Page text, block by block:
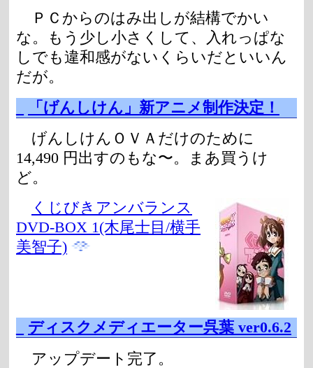
ＰＣからのはみ出しが結構でかい
な。もう少し小さくして、入れっぱな
しでも違和感がないくらいだといいん
だが。
「げんしけん」新アニメ制作決定！
げんしけんＯＶＡだけのために
14,490 円出すのもな〜。まあ買うけ
ど。
くじびきアンバランス
DVD-BOX 1(木尾士目/横手
美智子)
ディスクメディエーター呉葉 ver0.6.2
アップデート完了。